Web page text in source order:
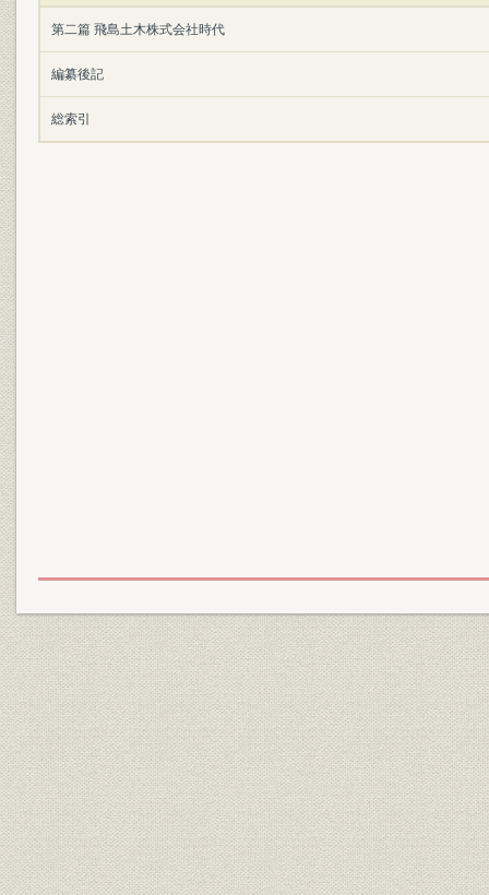
第二篇 飛島土木株式会社時代
編纂後記
総索引